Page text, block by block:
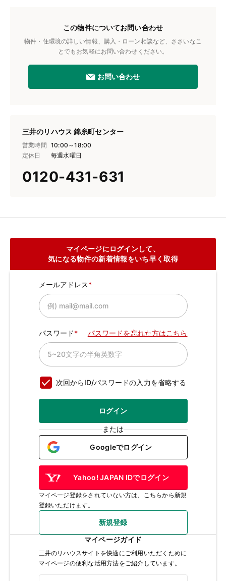
この物件についてお問い合わせ
物件・住環境の詳しい情報、購入・ローン相談など、ささいなこ
とでもお気軽にお問い合わせください。
お問い合わせ
三井のリハウス 錦糸町センター
営業時間 10:00～18:00
定休日
毎週水曜日
0120-431-631
マイページにログインして、
気になる物件の新着情報をいち早く取得
メールアドレス
パスワード パスワードを忘れた方はこちら
次回からID/パスワードの入力を省略する
ログイン
または
Googleでログイン
Yahoo! JAPAN IDでログイン
マイページ登録をされていない方は、こちらから新規
登録いただけます。
新規登録
マイページガイド
三井のリハウスサイトを快適にご利用いただくために
マイページの便利な活用方法をご紹介しています。